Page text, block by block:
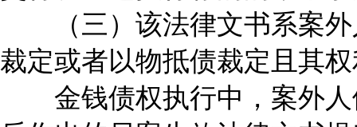
（三）该法律文书系案外
裁定或者以物抵债裁定且其
金钱债权执行中，案外人